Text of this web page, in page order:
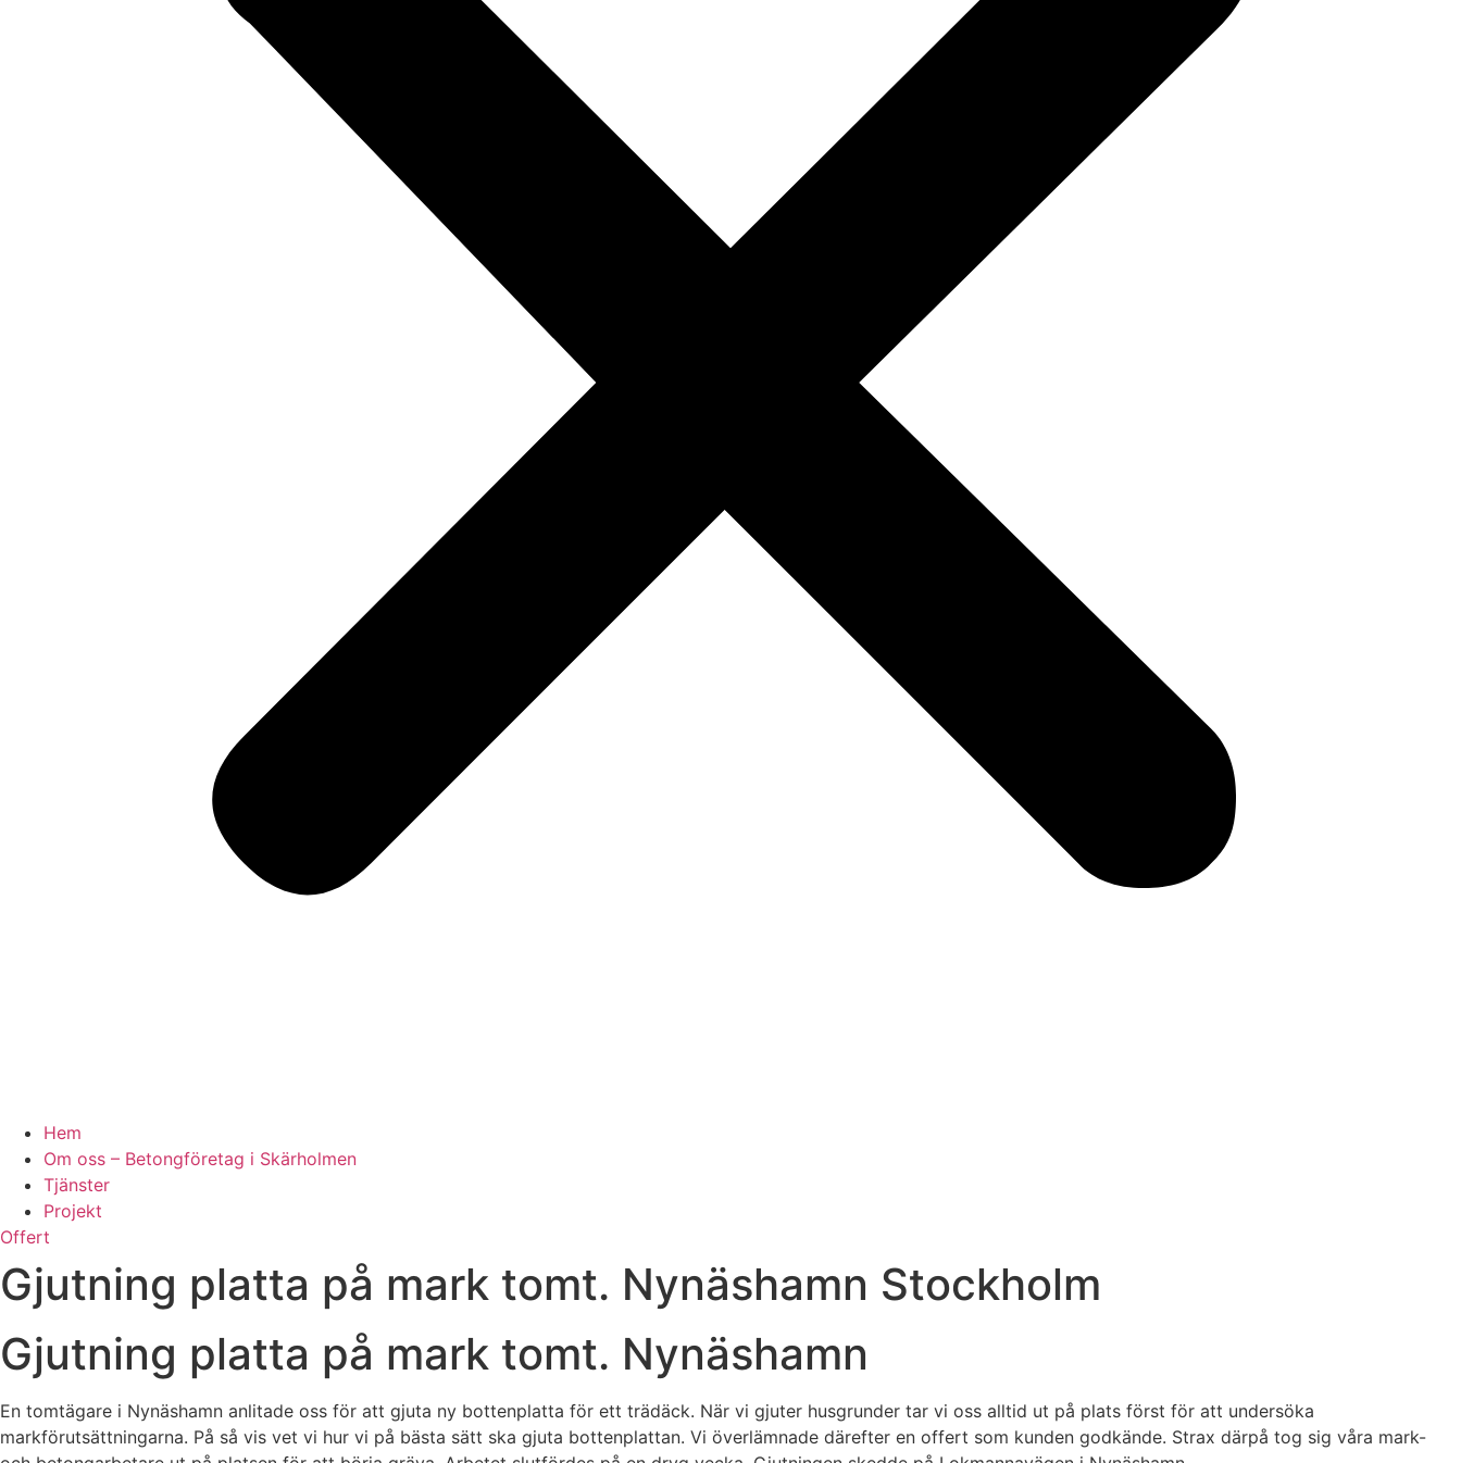
Hem
Om oss – Betongföretag i Skärholmen
Tjänster
Projekt
Offert
Gjutning platta på mark tomt. Nynäshamn Stockholm
Gjutning platta på mark tomt. Nynäshamn
En tomtägare i Nynäshamn anlitade oss för att gjuta ny bottenplatta för ett trädäck. När vi gjuter husgrunder tar vi oss alltid ut på plats först för att undersöka
markförutsättningarna. På så vis vet vi hur vi på bästa sätt ska gjuta bottenplattan. Vi överlämnade därefter en offert som kunden godkände. Strax därpå tog sig våra mark-